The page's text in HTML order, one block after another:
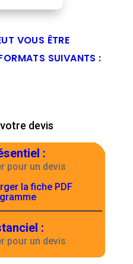
VOUS ÊTRE
SUIVANTS :
devis
:
pour un devis
la fiche PDF
:
pour un devis